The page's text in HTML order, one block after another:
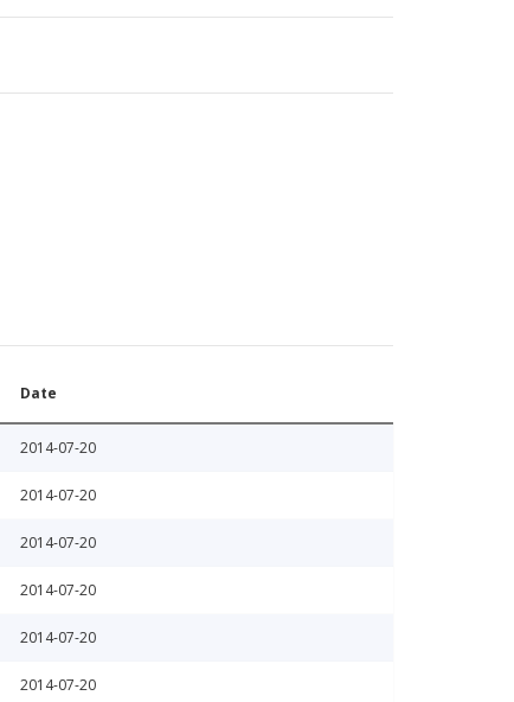
Date
2014-07-20
2014-07-20
2014-07-20
2014-07-20
2014-07-20
2014-07-20